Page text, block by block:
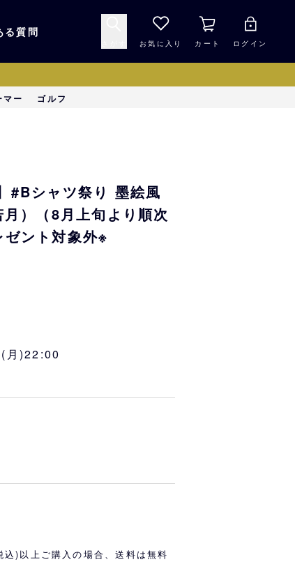
プ・ヘルメッ
ン・食品 スマホ用品
る質問
お気に入り カート ログイン
マー ゴルフ
#Bシャツ祭り 墨絵風
）（8月上旬より順次
ント対象外※
月)22:00
)以上ご購入の場合、送料は無料